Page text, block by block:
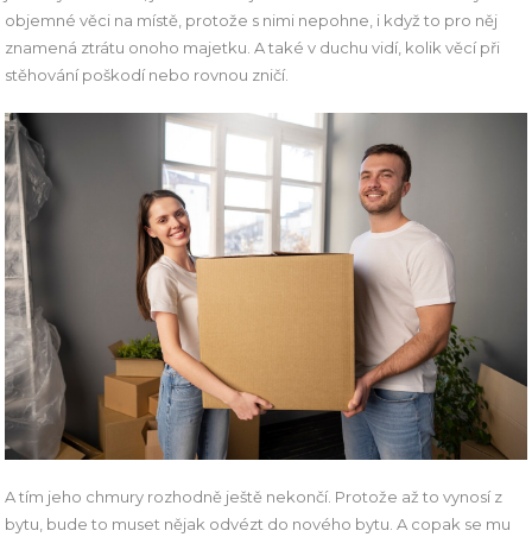
objemné věci na místě, protože s nimi nepohne, i když to pro něj
znamená ztrátu onoho majetku. A také v duchu vidí, kolik věcí při
stěhování poškodí nebo rovnou zničí.
A tím jeho chmury rozhodně ještě nekončí. Protože až to vynosí z
bytu, bude to muset nějak odvézt do nového bytu. A copak se mu